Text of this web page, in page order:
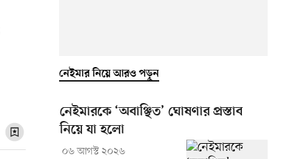
নেইমার নিয়ে আরও পড়ুন
নেইমারকে ‘অবাঞ্ছিত’ ঘোষণার প্রস্তাব
নিয়ে যা হলো
০৬ আগস্ট ২০২৬